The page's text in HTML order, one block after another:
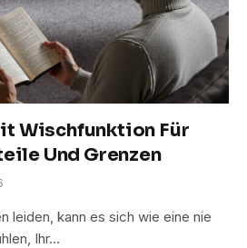
Wischfunktion Für
Und Grenzen
leiden, kann es sich wie eine nie
Ihr…